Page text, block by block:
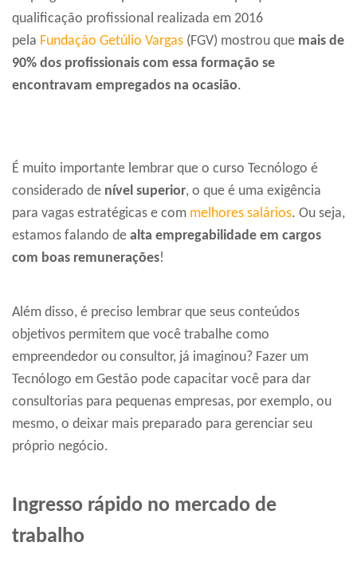
qualificação profissional realizada em 2016
pela Fundação Getúlio Vargas (FGV) mostrou que mais de
90% dos profissionais com essa formação se
encontravam empregados na ocasião.
É muito importante lembrar que o curso Tecnólogo é
considerado de nível superior, o que é uma exigência
para vagas estratégicas e com melhores salários. Ou seja,
estamos falando de alta empregabilidade em cargos
com boas remunerações!
Além disso, é preciso lembrar que seus conteúdos
objetivos permitem que você trabalhe como
empreendedor ou consultor, já imaginou? Fazer um
Tecnólogo em Gestão pode capacitar você para dar
consultorias para pequenas empresas, por exemplo, ou
mesmo, o deixar mais preparado para gerenciar seu
próprio negócio.
Ingresso rápido no mercado de
trabalho